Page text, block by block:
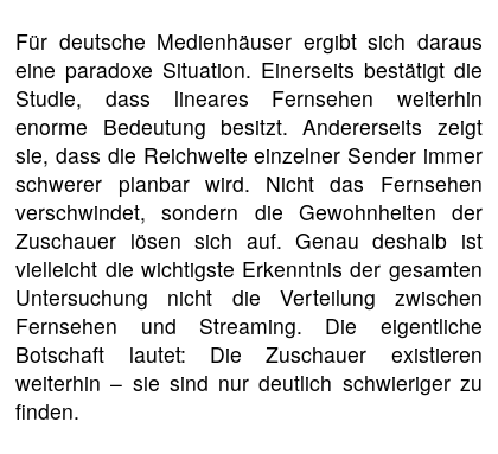
Für deutsche Medienhäuser ergibt sich daraus
eine paradoxe Situation. Einerseits bestätigt die
Studie, dass lineares Fernsehen weiterhin
enorme Bedeutung besitzt. Andererseits zeigt
sie, dass die Reichweite einzelner Sender immer
schwerer planbar wird. Nicht das Fernsehen
verschwindet, sondern die Gewohnheiten der
Zuschauer lösen sich auf. Genau deshalb ist
vielleicht die wichtigste Erkenntnis der gesamten
Untersuchung nicht die Verteilung zwischen
Fernsehen und Streaming. Die eigentliche
Botschaft lautet: Die Zuschauer existieren
weiterhin – sie sind nur deutlich schwieriger zu
finden.